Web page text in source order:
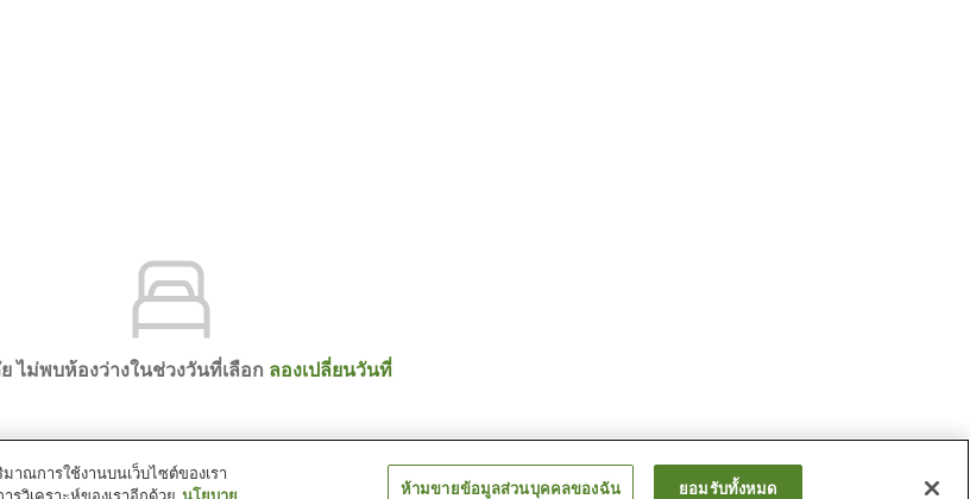
ไม่พบห้องว่างในช่วงวันที่เลือก ลองเปลี่ยนวันที่
าณการใช้งานบนเว็บไซต์ของเรา
ห้ามขายข้อมูลส่วนบุคคลของฉัน ยอมรับทั้งหมด